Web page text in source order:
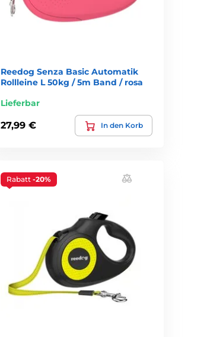
Reedog Senza Basic Automatik
Rollleine L 50kg / 5m Band / rosa
Lieferbar
27,99 € In den Korb
Rabatt-20%